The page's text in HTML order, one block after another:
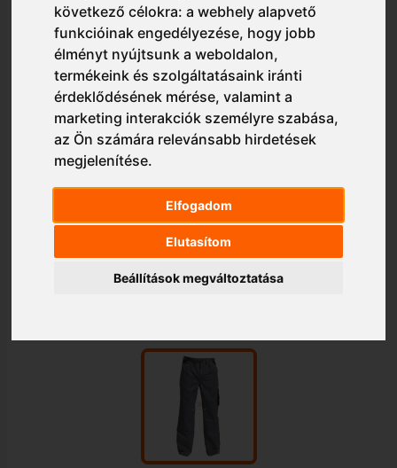
következő célokra:a webhely alapvető
funkcióinak engedélyezése, hogy jobb
élményt nyújtsunk a weboldalon,
termékeink és szolgáltatásaink iránti
érdeklődésének mérése, valamint a
marketing interakciók személyre szabása,
az Ön számára relevánsabb hirdetések
megjelenítése.
Elfogadom
Elutasítom
Beállítások megváltoztatása